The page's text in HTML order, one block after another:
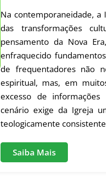
Na contemporaneidade,
das transformações
pensamento da Nova
enfraquecido
de frequentadores não
espiritual, mas, em
excesso de
cenário exige da Igreja
teologicamente
Saiba Mais